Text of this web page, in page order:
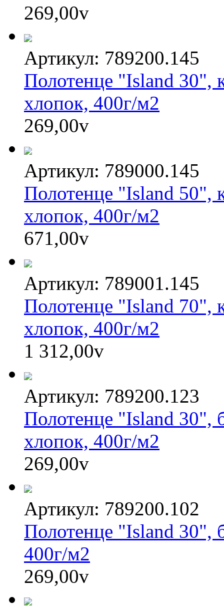
269,00v
Артикул: 789200.145
Полотенце "Island 30",
хлопок, 400г/м2
269,00v
Артикул: 789000.145
Полотенце "Island 50",
хлопок, 400г/м2
671,00v
Артикул: 789001.145
Полотенце "Island 70",
хлопок, 400г/м2
1 312,00v
Артикул: 789200.123
Полотенце "Island 30",
хлопок, 400г/м2
269,00v
Артикул: 789200.102
Полотенце "Island 30",
400г/м2
269,00v